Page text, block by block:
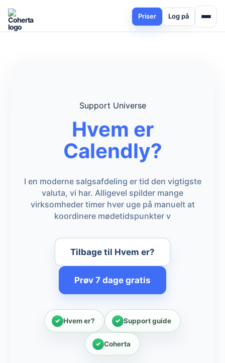
Priser Log på
Support Universe
Hvem er
Calendly?
I en moderne salgsafdeling er tid den vigtigste
valuta, vi har. Alligevel spilder mange
virksomheder timer hver uge på manuelt at
koordinere mødetidspunkter v
Tilbage til Hvem er?
Prøv 7 dage gratis
Hvem er? Support guide
Coherta